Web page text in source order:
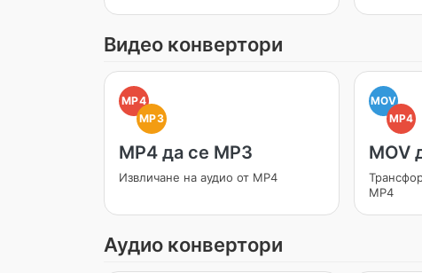
Видео конвертори
MP4
MP3
MP4 да се MP3
Извличане на аудио от MP4
MOV
MP4
MOV
MP4
Аудио конвертори